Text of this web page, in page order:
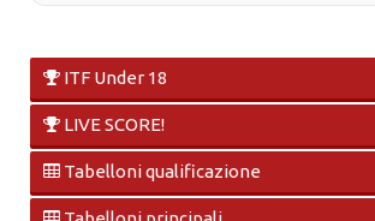
ITF Under 18
LIVE SCORE!
Tabelloni qualificazione